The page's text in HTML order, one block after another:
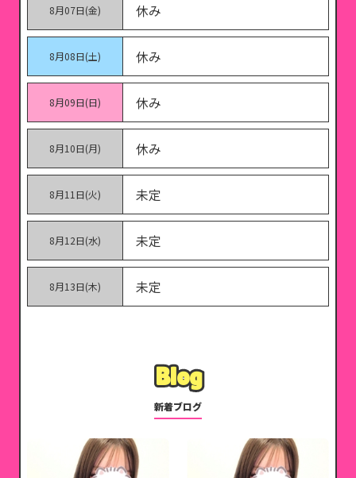
8月07日(金) 休み
8月08日(土) 休み
8月09日(日) 休み
8月10日(月) 休み
8月11日(火) 未定
8月12日(水) 未定
8月13日(木) 未定
Blog
Blog
新着ブログ